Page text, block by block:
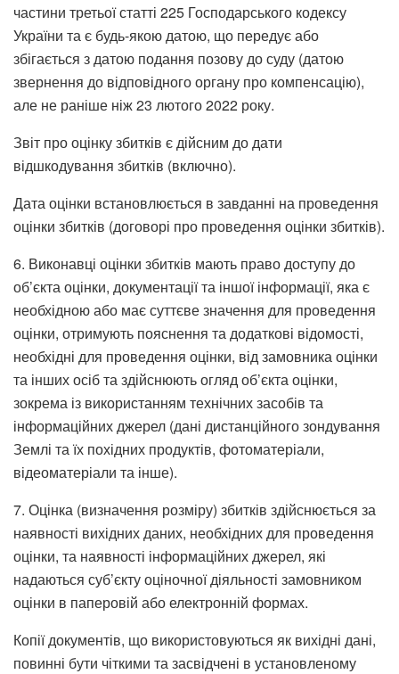
частини третьої статті 225 Господарського кодексу
України та є будь-якою датою, що передує або
збігається з датою подання позову до суду (датою
звернення до відповідного органу про компенсацію),
але не раніше ніж 23 лютого 2022 року.
Звіт про оцінку збитків є дійсним до дати
відшкодування збитків (включно).
Дата оцінки встановлюється в завданні на проведення
оцінки збитків (договорі про проведення оцінки збитків).
6. Виконавці оцінки збитків мають право доступу до
об’єкта оцінки, документації та іншої інформації, яка є
необхідною або має суттєве значення для проведення
оцінки, отримують пояснення та додаткові відомості,
необхідні для проведення оцінки, від замовника оцінки
та інших осіб та здійснюють огляд об’єкта оцінки,
зокрема із використанням технічних засобів та
інформаційних джерел (дані дистанційного зондування
Землі та їх похідних продуктів, фотоматеріали,
відеоматеріали та інше).
7. Оцінка (визначення розміру) збитків здійснюється за
наявності вихідних даних, необхідних для проведення
оцінки, та наявності інформаційних джерел, які
надаються суб’єкту оціночної діяльності замовником
оцінки в паперовій або електронній формах.
Копії документів, що використовуються як вихідні дані,
повинні бути чіткими та засвідчені в установленому